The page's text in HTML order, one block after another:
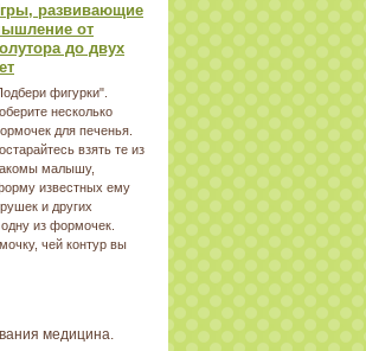
развивающие
от
до двух
фигурки".
несколько
для печенья.
взять те из
малышу,
известных ему
и других
из формочек.
чей контур вы
медицина.